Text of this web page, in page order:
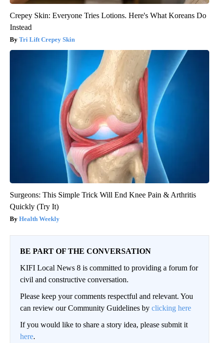
Crepey Skin: Everyone Tries Lotions. Here's What Koreans Do
Instead
Tri Lift Crepey Skin
Surgeons: This Simple Trick Will End Knee Pain & Arthritis
Quickly (Try It)
Health Weekly
BE PART OF THE CONVERSATION
KIFI Local News 8 is committed to providing a forum for
civil and constructive conversation.
Please keep your comments respectful and relevant. You
can review our Community Guidelines by clicking here
If you would like to share a story idea, please submit it
here.